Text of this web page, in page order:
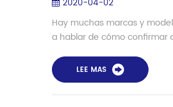
Hay muchas marcas y
a hablar de cómo confirmar
LEE MAS